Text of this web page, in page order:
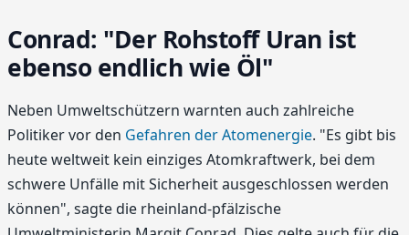
Conrad: "Der Rohstoff Uran ist
ebenso endlich wie Öl"
Neben Umweltschützern warnten auch zahlreiche
Politiker vor den Gefahren der Atomenergie. "Es gibt bis
heute weltweit kein einziges Atomkraftwerk, bei dem
schwere Unfälle mit Sicherheit ausgeschlossen werden
können", sagte die rheinland-pfälzische